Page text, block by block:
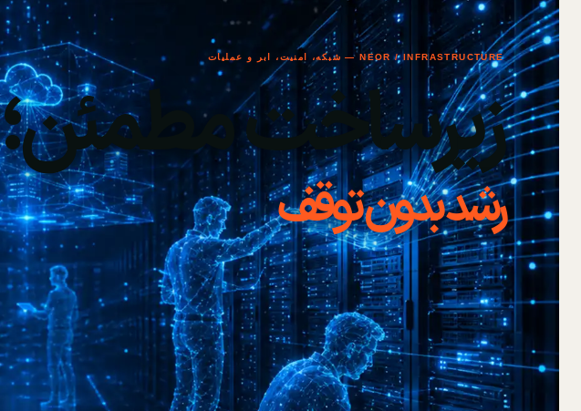
NEOR / INFRASTRUCTURE — شبکه، امنیت، ابر و عملیات
زیرساخت مطمئن؛
رشد بدون توقف